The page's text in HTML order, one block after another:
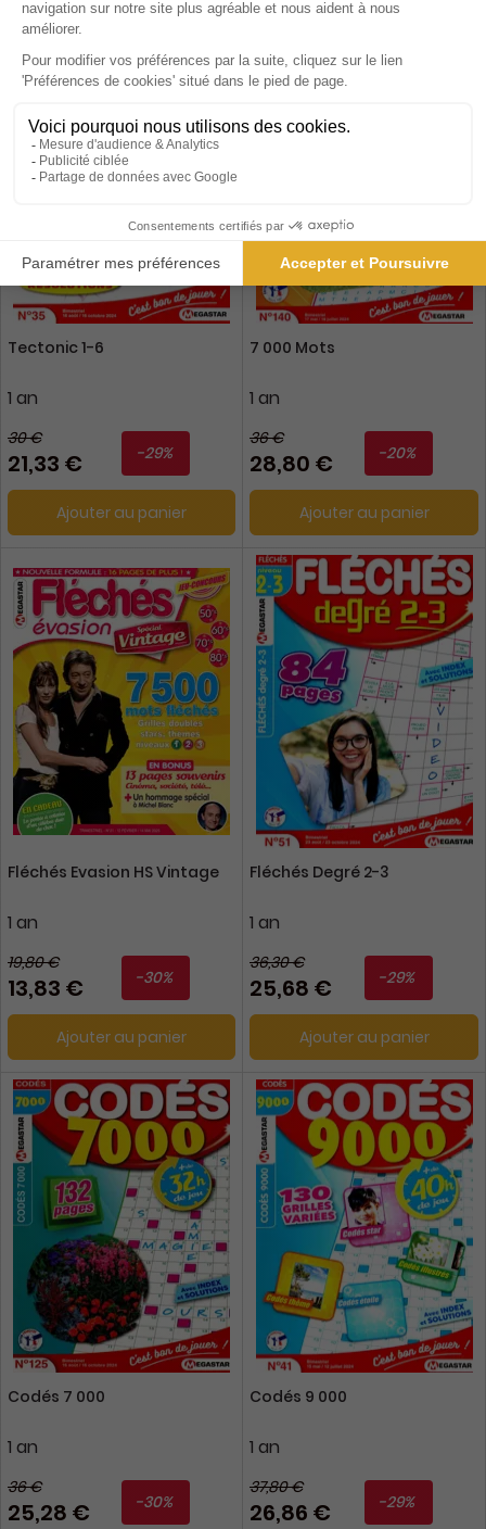
Tectonic 1-6
1 an
30 €
21,33 € -29%
Ajouter au panier
7 000 Mots
1 an
36 €
28,80 € -20%
Ajouter au panier
Fléchés Evasion HS Vintage
1 an
19,80 €
13,83 € -30%
Ajouter au panier
Fléchés Degré 2-3
1 an
36,30 €
25,68 € -29%
Ajouter au panier
Codés 7 000
1 an
36 €
25,28 € -30%
Codés 9 000
1 an
37,80 €
26,86 € -29%